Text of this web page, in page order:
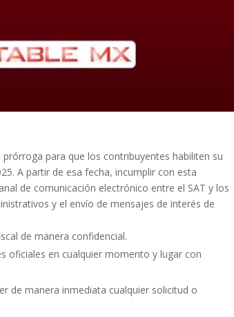
para que los contribuyentes habiliten su
A partir de esa fecha, incumplir con esta
de comunicación electrónico entre el SAT y los
y el envío de mensajes de interés de
de manera confidencial.
oficiales en cualquier momento y lugar con
de manera inmediata cualquier solicitud o